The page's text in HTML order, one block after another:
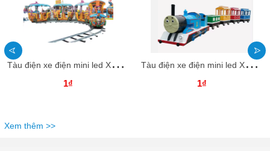
T
àu điện xe điện mini led XDTDKB30 Dochoikinhbac Trò chơi giải trí thú vị
1₫
T
àu điện xe điện mini led XDTDKB29 Dochoikinhbac Trò chơi giải trí thú vị
1₫
Xem thêm >>